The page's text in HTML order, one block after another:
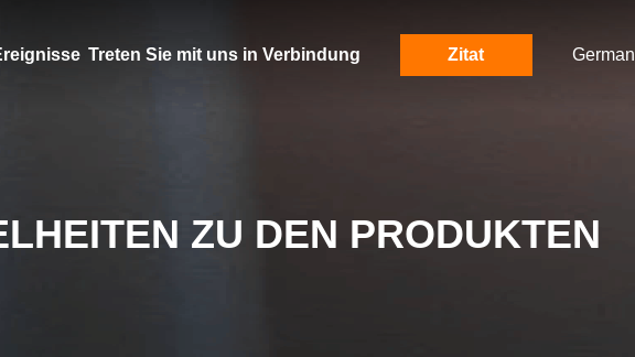
Treten Sie mit uns in Verbindung Zitat German
ZU DEN PRODUKTEN